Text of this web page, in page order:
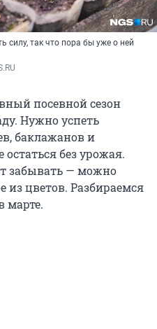
силу, так что пора бы уже о ней
посевной сезон
Нужно успеть
баклажанов и
без урожая.
забывать — можно
из цветов. Разбираемся
марте.